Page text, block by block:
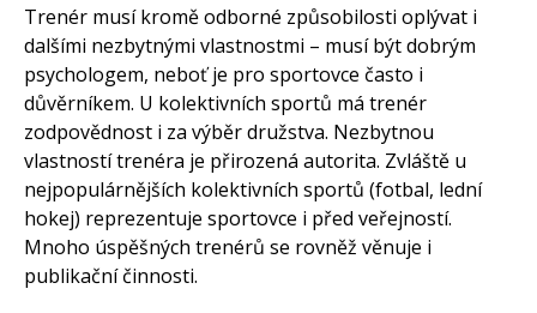
Běchovice, Česko
Tenisová škola Melicherová
Tenisová škola Praha,
tenisová hala a tenisové
kurty,tenisový trenér, tenisová
dovolená a tenisové vikendy,
tenisové kurzy Praha.
Tenisové víkendy a dovolená,
Trenér musí kromě odborné způsobilosti oplývat i
dalšími nezbytnými vlastnostmi – musí být dobrým
psychologem, neboť je pro sportovce často i
důvěrníkem. U kolektivních sportů má trenér
zodpovědnost i za výběr družstva. Nezbytnou
vlastností trenéra je přirozená autorita. Zvláště u
nejpopulárnějších kolektivních sportů (fotbal, lední
hokej) reprezentuje sportovce i před veřejností.
Mnoho úspěšných trenérů se rovněž věnuje i
publikační činnosti.